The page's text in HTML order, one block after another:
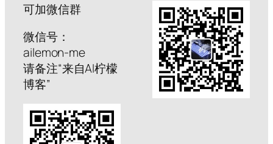
可加微信群
微信号：
ailemon-me
请备注“来自AI柠檬
博客”